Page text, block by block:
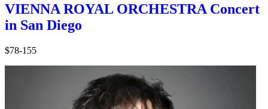
VIENNA ROYAL ORCHESTRA Concert
in San Diego
$78-155